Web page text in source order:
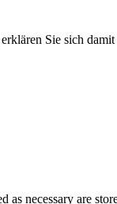
Sie sich damit
necessary are